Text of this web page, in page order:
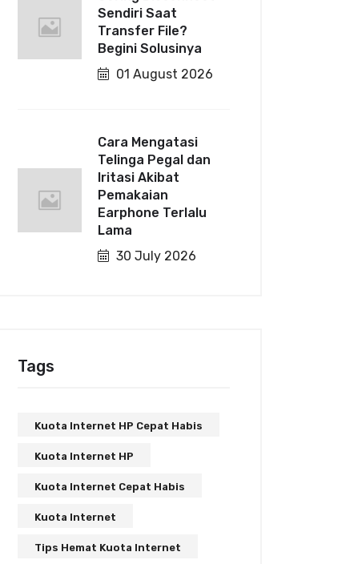
Sendiri Saat
Transfer File?
Begini Solusinya
01 August 2026
Cara Mengatasi
Telinga Pegal dan
Iritasi Akibat
Pemakaian
Earphone Terlalu
Lama
30 July 2026
Tags
Kuota Internet HP Cepat Habis
Kuota Internet HP
Kuota Internet Cepat Habis
Kuota Internet
Tips Hemat Kuota Internet